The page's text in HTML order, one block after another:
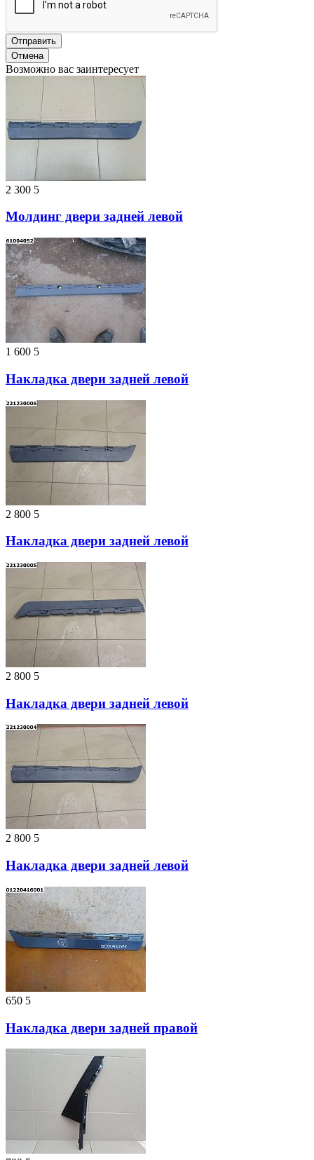
Отправить
Отмена
Возможно вас заинтересует
2 300 5
Молдинг двери задней левой
1 600 5
Накладка двери задней левой
2 800 5
Накладка двери задней левой
2 800 5
Накладка двери задней левой
2 800 5
Накладка двери задней левой
650 5
Накладка двери задней правой